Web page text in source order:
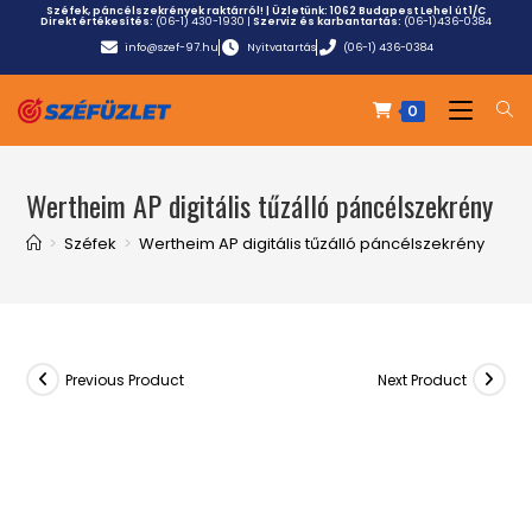
Széfek, páncélszekrények raktárról! | Üzletünk:1062 Budapest Lehel út 1/C
Direkt értékesítés: (06-1) 430-1930 | Szerviz és karbantartás: (06-1)436-0384
info@szef-97.hu
Nyitvatartás (06-1) 436-0384
0
Wertheim AP digitális tűzálló páncélszekrény
> Széfek > Wertheim AP digitális tűzálló páncélszekrény
Previous Product Next Product